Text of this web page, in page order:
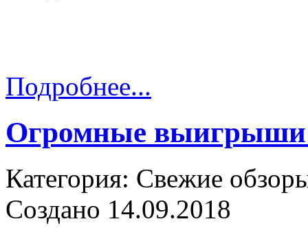
Подробнее...
Огромные выигрыши
Категория: Свежие
Создано 14.09.2018